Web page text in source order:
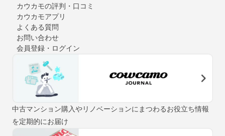
カウカモの評判・口コミ
カウカモアプリ
よくある質問
お問い合わせ
会員登録・ログイン
中古マンション購入やリノベーションにまつわるお役立ち情報
を定期的にお届け